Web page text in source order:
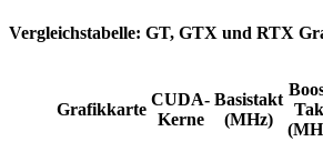
Vergleichstabelle: GT, GTX und RTX
Grafikkarte
CUDA-
Kerne
Basistakt
(MHz)